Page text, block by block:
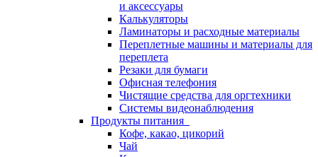
и аксессуары
Калькуляторы
Ламинаторы и расходные материалы
Переплетные машины и материалы для
переплета
Резаки для бумаги
Офисная телефония
Чистящие средства для оргтехники
Системы видеонаблюдения
Продукты питания
Кофе, какао, цикорий
Чай